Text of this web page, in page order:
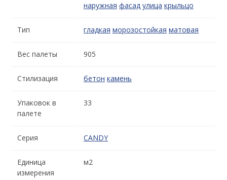
наружная фасад улица крыльцо
Тип гладкая морозостойкая матовая
Вес палеты 905
Стилизация бетон камень
Упаковок в
палете
33
Серия CANDY
Единица
измерения
м2